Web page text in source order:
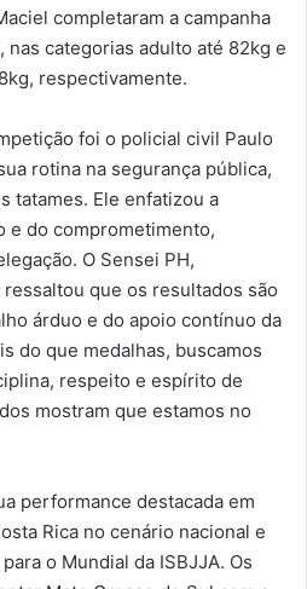
completaram a campanha
nas categorias adulto até 82kg e
respectivamente.
foi o policial civil Paulo
rotina na segurança pública,
tatames. Ele enfatizou a
e do comprometimento,
O Sensei PH,
que os resultados são
árduo e do apoio contínuo da
do que medalhas, buscamos
respeito e espírito de
mostram que estamos no
performance destacada em
Rica no cenário nacional e
o Mundial da ISBJJA. Os